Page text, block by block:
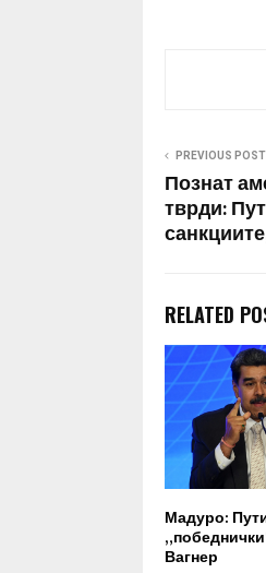
PREVIOUS POST
Познат
тврди:
RELATED
Мадуро:
Вагнер